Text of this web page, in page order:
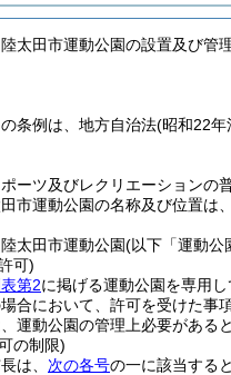
太田市運動公園の設置及び管
の条例は、地方自治法(昭和22年
ポーツ及びレクリエーションの
市運動公園の名称及び位置は、
太田市運動公園(以下「運動公
可)
第2に掲げる運動公園を専用
合において、許可を受けた事
運動公園の管理上必要がある
の制限)
は、 次の各号の一に該当する